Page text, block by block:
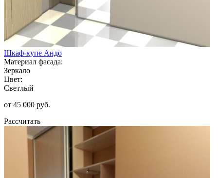
Шкаф-купе Андо
Материал фасада:
Зеркало
Цвет:
Светлый
от 45 000 руб.
Рассчитать